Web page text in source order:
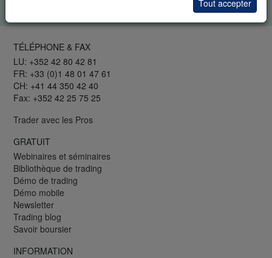
Tout accepter
TÉLÉPHONE & FAX
LU: +352 42 80 42 81
FR: +33 (0)1 48 01 47 61
CH: +41 44 350 42 40
Fax: +352 42 25 75 25
Trader avec les Pros
GRATUIT
Webinaires et séminaires
Bibliothèque de trading
Démo de trading
Démo mobile
Newsletter
Trading blog
Savoir boursier
INFORMATION